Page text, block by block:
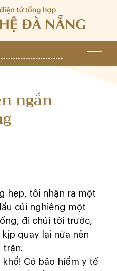
ngắn
hẹp, tôi nhận ra một
cúi nghiêng một
đi chúi tới trước,
quay lại nữa nên
trận.
Có bảo hiểm y tế